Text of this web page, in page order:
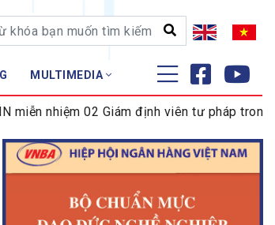
MULTIMEDIA
ĐÀO TẠO - NGHIÊN CỨU
Tập huấn
nhiệm 02 Giám định viên tư pháp trong